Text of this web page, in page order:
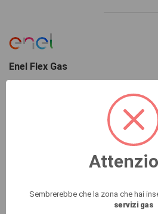
Enel Flex Gas
A
Sembrerebbe che la zona che hai
servizi gas